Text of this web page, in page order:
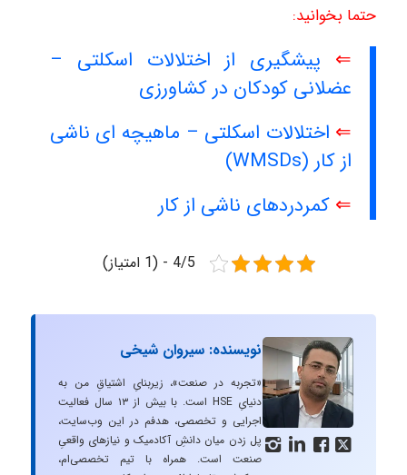
حتما بخوانید:
⇐ پیشگیری از اختلالات اسکلتی –
عضلانی کودکان در کشاورزی
⇐ اختلالات اسکلتی – ماهیچه ای ناشی
از کار (WMSDs)
⇐ کمردردهای ناشی از کار
4/5 - (1 امتیاز)
   
نویسنده: سیروان شیخی
«تجربه در صنعت»، زیربنایِ اشتیاقِ من به
دنیایِ HSE است. با بیش از ۱۳ سال فعالیت
اجرایی و تخصصی، هدفم در این وب‌سایت،
پل زدن میان دانشِ آکادمیک و نیازهای واقعیِ
صنعت است. همراه با تیم تخصصی‌ام،